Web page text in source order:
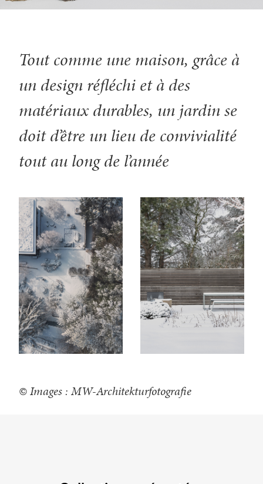
Tout comme une maison, grâce à
un design réfléchi et à des
matériaux durables, un jardin se
doit d’être un lieu de convivialité
tout au long de l’année
© Images : MW-Architekturfotografie